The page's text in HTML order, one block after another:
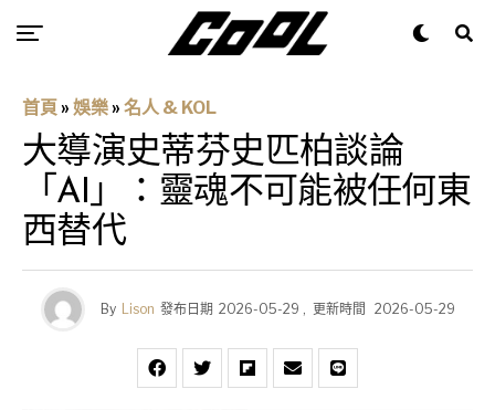
首頁 » 娛樂 » 名人 & KOL
大導演史蒂芬史匹柏談論
「AI」：靈魂不可能被任何東
西替代
By Lison 發布日期 2026-05-29 , 更新時間 2026-05-29